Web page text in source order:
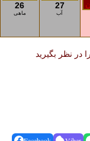
26
ماهی
27
آب
در نظر بگیرید